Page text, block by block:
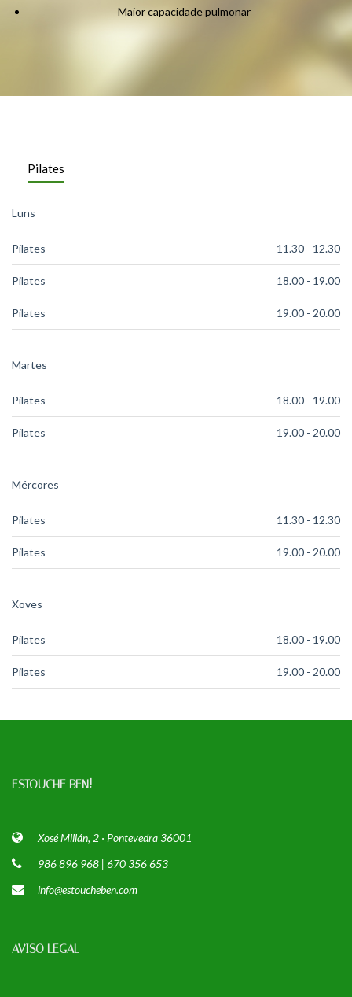
Maior capacidade pulmonar
Pilates
Luns
Pilates 11.30 - 12.30
Pilates 18.00 - 19.00
Pilates 19.00 - 20.00
Martes
Pilates 18.00 - 19.00
Pilates 19.00 - 20.00
Mércores
Pilates 11.30 - 12.30
Pilates 19.00 - 20.00
Xoves
Pilates 18.00 - 19.00
Pilates 19.00 - 20.00
ESTOUCHE BEN!
Xosé Millán, 2 · Pontevedra 36001
986 896 968 | 670 356 653
info@estoucheben.com
AVISO LEGAL